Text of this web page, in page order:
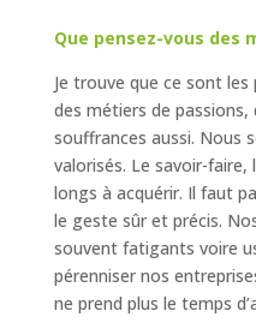
Que pensez-vous des
Je trouve que ce sont
des métiers de passions,
souffrances aussi. Nous
valorisés. Le savoir-
longs à acquérir. Il faut
le geste sûr et précis.
souvent fatigants voire
pérenniser nos
ne prend plus le temps